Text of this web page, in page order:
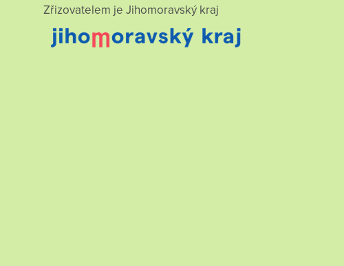
Zřizovatelem je Jihomoravský kraj